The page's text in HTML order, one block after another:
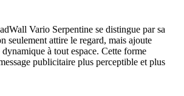
Vario Serpentine se distingue par sa
seulement attire le regard, mais ajoute
à tout espace. Cette forme
publicitaire plus perceptible et plus